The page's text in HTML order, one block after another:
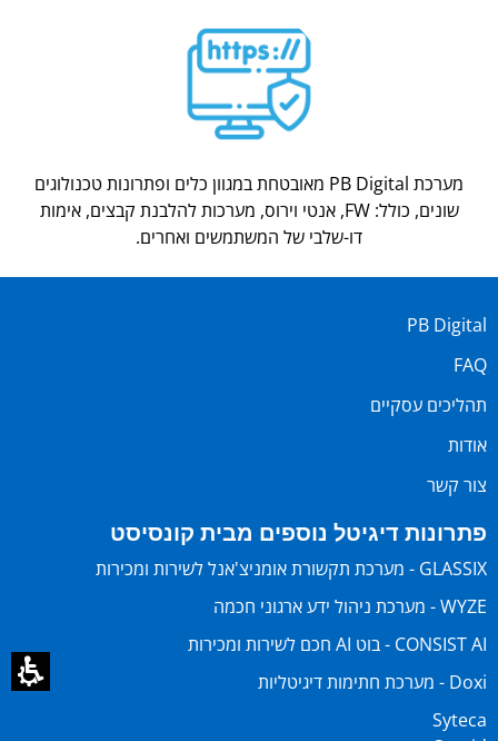
מערכת PB Digital מאובטחת במגוון כלים ופתרונות טכנולוגים
שונים, כולל: FW, אנטי וירוס, מערכות להלבנת קבצים, אימות
דו-שלבי של המשתמשים ואחרים.
PB Digital
FAQ
תהליכים עסקיים
אודות
צור קשר
פתרונות דיגיטל נוספים מבית קונסיסט
GLASSIX - מערכת תקשורת אומניצ'אנל לשירות ומכירות
WYZE - מערכת ניהול ידע ארגוני חכמה
CONSIST AI - בוט AI חכם לשירות ומכירות
Doxi - מערכת חתימות דיגיטליות
Syteca